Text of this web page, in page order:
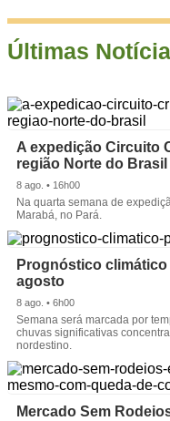
Últimas
A expedição Circuito
região Norte do Brasil
8 ago. • 16h00
Na quarta semana de
Marabá, no Pará.
Prognóstico
agosto
8 ago. • 6h00
Semana será marcada por
chuvas significativas
nordestino.
Mercado Sem